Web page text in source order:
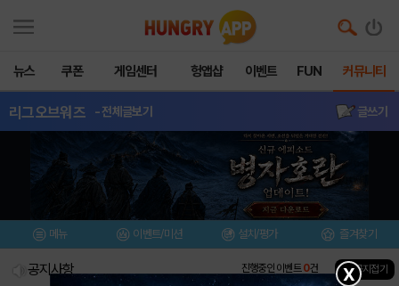
뉴스 쿠폰 게임센터 헝앱샵 이벤트 FUN 커뮤니티
리그오브워즈 - 전체글보기 글쓰기
메뉴 이벤트/미션 설치/평가 즐겨찾기
공지사항 진행중인 이벤트0건 ▲ 공지접기
X